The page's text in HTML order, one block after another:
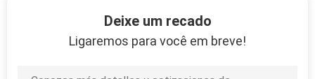
Deixe um recado
Ligaremos para você em breve!